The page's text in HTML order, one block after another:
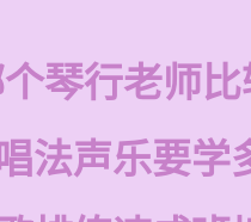
琴行老师
法声乐要学